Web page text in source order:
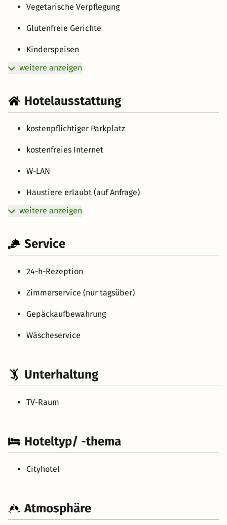
Vegetarische Verpflegung
Glutenfreie Gerichte
Kinderspeisen
weitere anzeigen
Hotelausstattung
kostenpflichtiger Parkplatz
kostenfreies Internet
W-LAN
Haustiere erlaubt (auf Anfrage)
weitere anzeigen
Service
24-h-Rezeption
Zimmerservice (nur tagsüber)
Gepäckaufbewahrung
Wäscheservice
Unterhaltung
TV-Raum
Hoteltyp/ -thema
Cityhotel
Atmosphäre